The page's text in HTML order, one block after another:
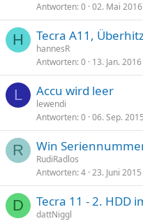
Antworten 0 02. Mai 2016
H Tecra A11,
hannesR
Antworten 0 13. Jan. 2016
L Accu wird leer
lewendi
Antworten 0 06. Sep. 2015
R Win
RudiRadlos
Antworten 4 23. Juni 2015
D Tecra 11 - 2. HDD
dattNiggl